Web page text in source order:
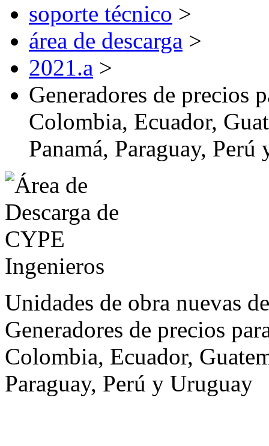
soporte técnico >
área de descarga >
2021.a >
Generadores de precios
Colombia, Ecuador,
Panamá, Paraguay,
Unidades de obra nuevas
Generadores de precios
Colombia, Ecuador,
Paraguay, Perú y Uruguay